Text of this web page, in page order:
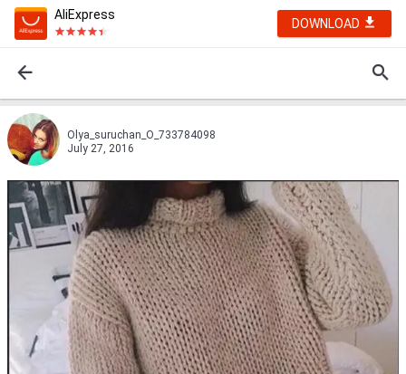
AliExpress
DOWNLOAD
Olya_suruchan_O_733784098
July 27, 2016